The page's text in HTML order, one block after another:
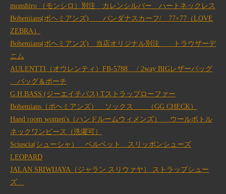
monshiro （モンシロ）別注 カレンシルバー ハートネックレス
Bohemians(ボヘミアンズ) バンダナスカーフ/ 77×77（LOVE
ZEBRA）
Bohemians(ボヘミアンズ) 当店オリジナル別注 トラウザーデ
ニム
AULENTTI（オウレンティ）FB-5788 / 2way BIGレザーバッグ
バッグ＆ポーチ
G.H.BASS (ジーエイチバス) Tストラップローファー
Bohemians（ボヘミアンズ） ソックス （GG CHECK）
Hand room women's（ハンドルームウィメンズ） ウールボトル
ネックワンピース（洗濯可）
Sciuscia(シューシャ） ベルベット スリッポンシューズ
LEOPARD
JALAN SRIWIJAYA（ジャラン スリウァヤ） ストラップシュー
ズ